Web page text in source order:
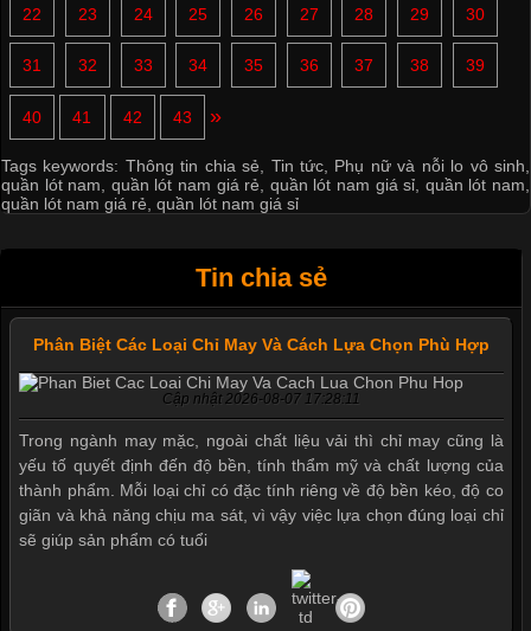
22 23 24 25 26 27 28 29 30
31 32 33 34 35 36 37 38 39
40 41 42 43 »
Tags keywords: Thông tin chia sẻ Tin tức Phụ nữ và nỗi lo vô sinh
quần lót nam
quần lót nam giá rẻ quần lót nam giá sỉ quần lót nam
quần lót nam giá rẻ quần lót nam giá sỉ
Tin chia sẻ
Phân Biệt Các Loại Chỉ May Và Cách Lựa Chọn Phù Hợp
Cập nhật 2026-08-07 17:28:11
Trong ngành may mặc, ngoài chất liệu vải thì chỉ may cũng là
yếu tố quyết định đến độ bền, tính thẩm mỹ và chất lượng của
thành phẩm. Mỗi loại chỉ có đặc tính riêng về độ bền kéo, độ co
giãn và khả năng chịu ma sát, vì vậy việc lựa chọn đúng loại chỉ
sẽ giúp sản phẩm có tuổi